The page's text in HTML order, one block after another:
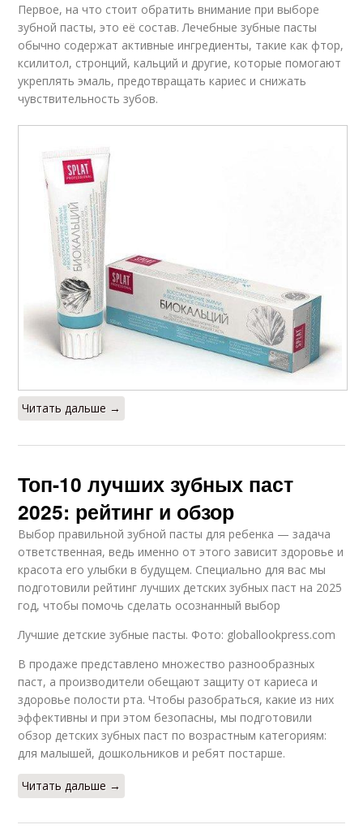
Первое, на что стоит обратить внимание при выборе
зубной пасты, это её состав. Лечебные зубные пасты
обычно содержат активные ингредиенты, такие как фтор,
ксилитол, стронций, кальций и другие, которые помогают
укреплять эмаль, предотвращать кариес и снижать
чувствительность зубов.
Читать дальше →
Топ-10 лучших зубных паст
2025: рейтинг и обзор
Выбор правильной зубной пасты для ребенка — задача
ответственная, ведь именно от этого зависит здоровье и
красота его улыбки в будущем. Специально для вас мы
подготовили рейтинг лучших детских зубных паст на 2025
год, чтобы помочь сделать осознанный выбор
Лучшие детские зубные пасты. Фото: globallookpress.com
В продаже представлено множество разнообразных
паст, а производители обещают защиту от кариеса и
здоровье полости рта. Чтобы разобраться, какие из них
эффективны и при этом безопасны, мы подготовили
обзор детских зубных паст по возрастным категориям:
для малышей, дошкольников и ребят постарше.
Читать дальше →